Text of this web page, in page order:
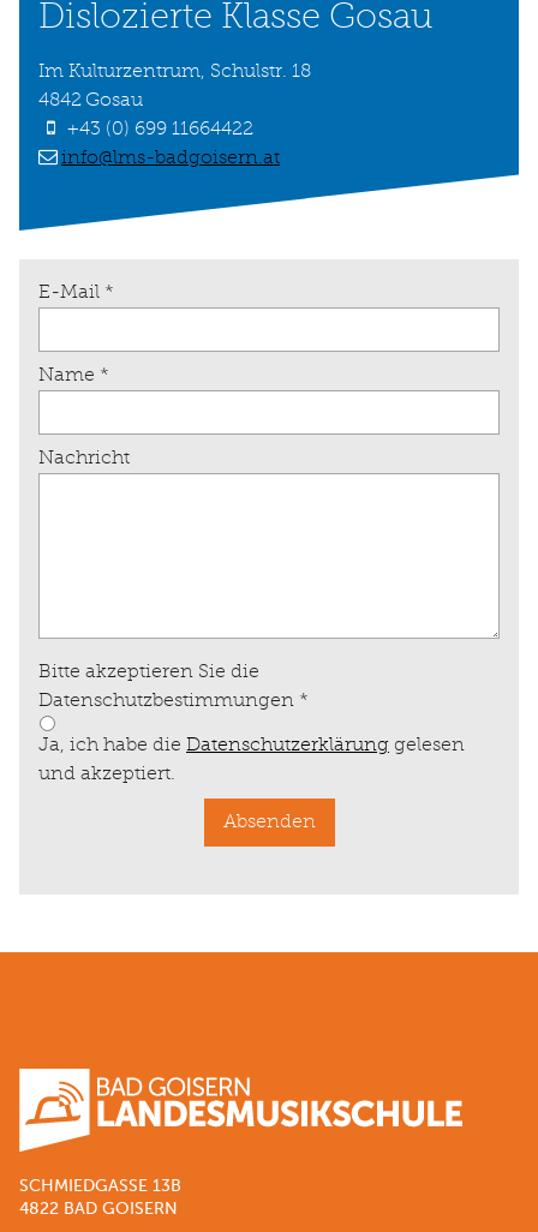
Dislozierte Klasse Gosau
Im Kulturzentrum, Schulstr. 18
4842 Gosau
+43 (0) 699 11664422
info@lms-badgoisern.at
E-Mail *
Name *
Nachricht
Bitte akzeptieren Sie die
Datenschutzbestimmungen *
Ja, ich habe die Datenschutzerklärung gelesen
und akzeptiert.
Absenden
SCHMIEDGASSE 13B
4822 BAD GOISERN